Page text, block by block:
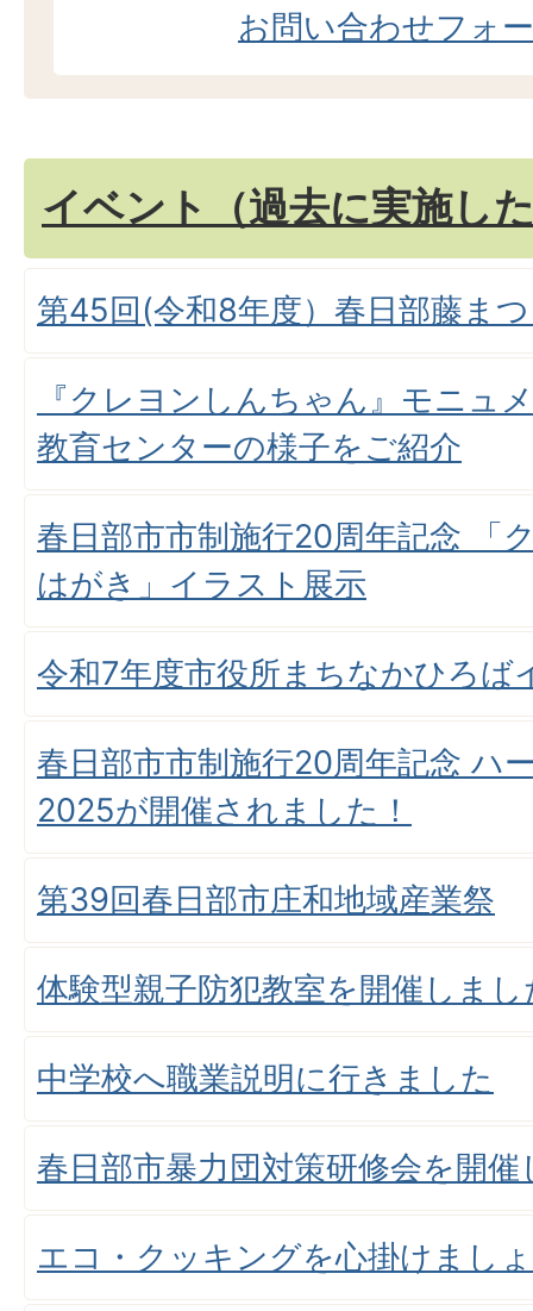
お問い合わせフォ
イベント（過去に実施し
第45回(令和8年度）春日部藤ま
『クレヨンしんちゃん』モニュ
教育センターの様子をご紹介
春日部市市制施行20周年記念 「
はがき」イラスト展示
令和7年度市役所まちなかひろば
春日部市市制施行20周年記念 ハ
2025が開催されました！
第39回春日部市庄和地域産業祭
体験型親子防犯教室を開催しまし
中学校へ職業説明に行きました
春日部市暴力団対策研修会を開
エコ・クッキングを心掛けまし